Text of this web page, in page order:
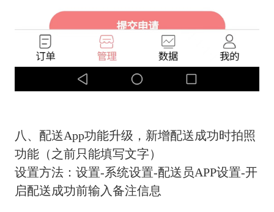
八、配送App功能升级，新增配送成功时拍照
功能（之前只能填写文字）
设置方法：设置-系统设置-配送员APP设置-开
启配送成功前输入备注信息